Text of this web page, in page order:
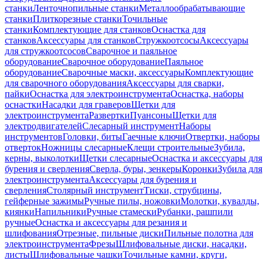
станкиЛенточнопильные станкиМеталлообрабатывающие
станкиПлиткорезные станкиТочильные
станкиКомплектующие для станковОснастка для
станковАксессуары для станковСтружкоотсосыАксессуары
для стружкоотсосовСварочное и паяльное
оборудованиеСварочное оборудованиеПаяльное
оборудованиеСварочные маски, аксессуарыКомплектующие
для сварочного оборудованияАксессуары для сварки,
пайкиОснастка для электроинструментаОснастка, наборы
оснасткиНасадки для граверовЩетки для
электроинструментаРазверткиПуансоныЩетки для
электродвигателейСлесарный инструментНаборы
инструментовГоловки, битыГаечные ключиОтвертки, наборы
отвертокНожницы слесарныеКлещи строительныеЗубила,
керны, выколоткиЩетки слесарныеОснастка и аксессуары для
бурения и сверленияСверла, буры, зенкерыКоронкиЗубила для
электроинструментаАксессуары для бурения и
сверленияСтолярный инструментТиски, струбцины,
гейферные зажимыРучные пилы, ножовкиМолотки, кувалды,
киянкиНапильникиРучные стамескиРубанки, рашпили
ручныеОснастка и аксессуары для резания и
шлифованияОтрезные, пильные дискиПильные полотна для
электроинструментаФрезыШлифовальные диски, насадки,
листыШлифовальные чашкиТочильные камни, круги,